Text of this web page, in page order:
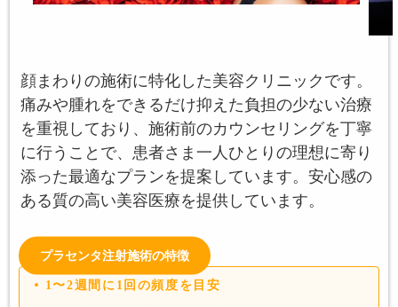
顔まわりの施術に特化した美容クリニックです。
痛みや腫れをできるだけ抑えた負担の少ない治療
を重視しており、施術前のカウンセリングを丁寧
に行うことで、患者さま一人ひとりの理想に寄り
添った最適なプランを提案しています。安心感の
ある質の高い美容医療を提供しています。
プラセンタ注射施術の特徴
1〜2週間に1回の頻度を目安